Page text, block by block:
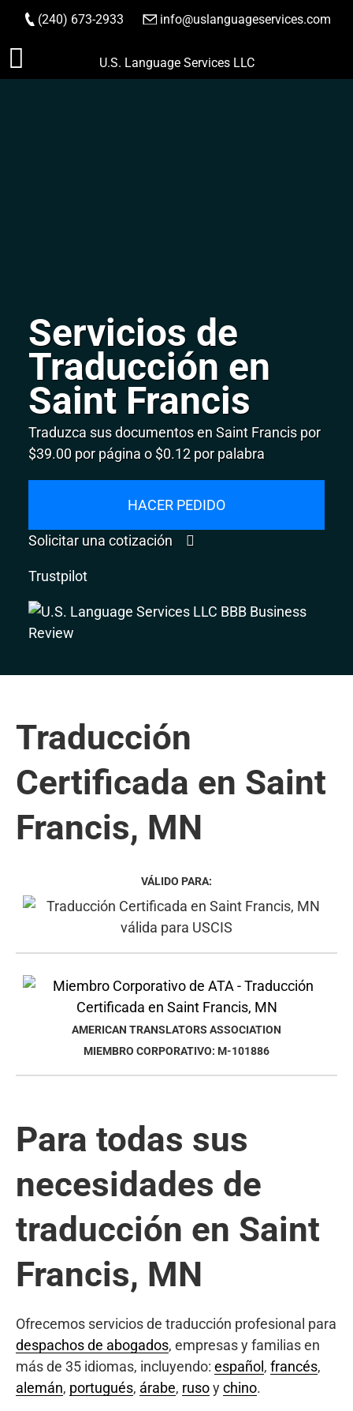
Saltar
(240) 673-2933 info@uslanguageservices.com
HACER PEDIDO
U.S. Language Services LLC
Servicios de
Traducción en
Saint Francis
Traduzca sus documentos en Saint Francis por
$39.00 por página o $0.12 por palabra
HACER PEDIDO
Solicitar una cotización
Trustpilot
Traducción
Certificada en Saint
Francis, MN
VÁLIDO PARA:
AMERICAN TRANSLATORS ASSOCIATION
MIEMBRO CORPORATIVO: M-101886
Para todas sus
necesidades de
traducción en Saint
Francis, MN
Ofrecemos servicios de traducción profesional para
despachos de abogados, empresas y familias en
más de 35 idiomas, incluyendo: español , francés,
alemán, portugués, árabe, rusoychino.